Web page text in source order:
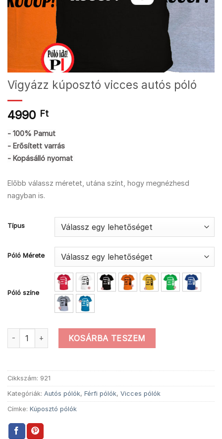
Vigyázz kúposztó vicces autós póló
4990 Ft
- 100% Pamut
- Erősített varrás
- Kopásálló nyomat
Előbb válassz méretet, utána színt, hogy megnézhesd
nagyban is.
Típus
Póló Mérete
Póló színe
Vigyázz kúposztó vicces autós póló mennyiség
KOSÁRBA TESZEM
Cikkszám: 921
Kategóriák: Autós pólók, Férfi pólók, Vicces pólók
Címke: Kúposztó pólók